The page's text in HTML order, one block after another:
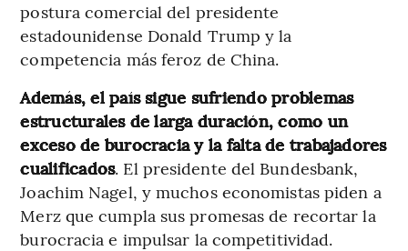
postura comercial del presidente
estadounidense Donald Trump y la
competencia más feroz de China.
Además, el país sigue sufriendo problemas
estructurales de larga duración, como un
exceso de burocracia y la falta de trabajadores
cualificados. El presidente del Bundesbank,
Joachim Nagel, y muchos economistas piden a
Merz que cumpla sus promesas de recortar la
burocracia e impulsar la competitividad.